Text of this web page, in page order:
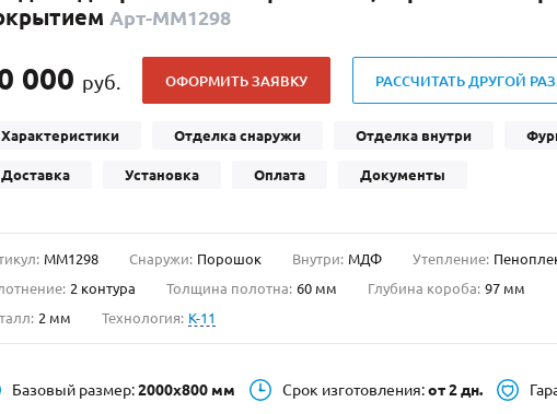
С отбойником(91)
С импостами (73)
С витражами (11)
В современном стиле
С фрамугой(265)
4-го класса защиты (499)
Полуторапольные
Арт-ММ1298
000 руб. ОФОРМИТЬ ЗАЯВКУ РАССЧИТАТЬ ДРУГОЙ
Характеристики Отделка снаружи Отделка внутри
Доставка Установка Оплата Документы
ММ1298 Снаружи: Порошок Внутри: МДФ Утепление:
2 контура Толщина полотна: 60 мм Глубина короба: 97 мм
2 мм Технология: K-11
Базовый размер:2000х800 мм Срок изготовления:от 2 дн.